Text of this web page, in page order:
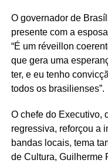
O governador de
presente com a
“É um réveillon
que gera uma
ter, e eu tenho
todos os brasilienses”.
O chefe do Executivo,
regressiva, reforçou a
bandas locais, tema
de Cultura, Guilherme